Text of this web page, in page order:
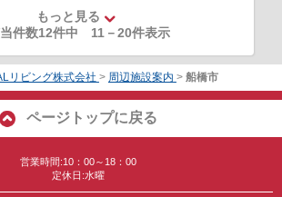
もっと見る
件数12件中 11 －20件表示
リビング株式会社 > 周辺施設案内 > 船橋市
ページトップに戻る
営業時間:10：00～18：00
定休日:水曜